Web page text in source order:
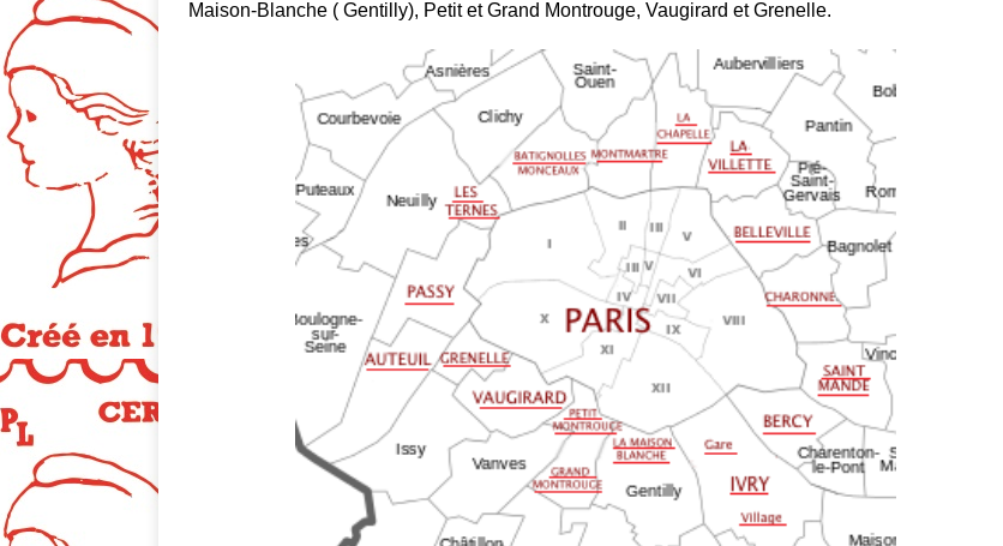
Maison-Blanche ( Gentilly), Petit et Grand Montrouge, Vaugirard et Grenelle.